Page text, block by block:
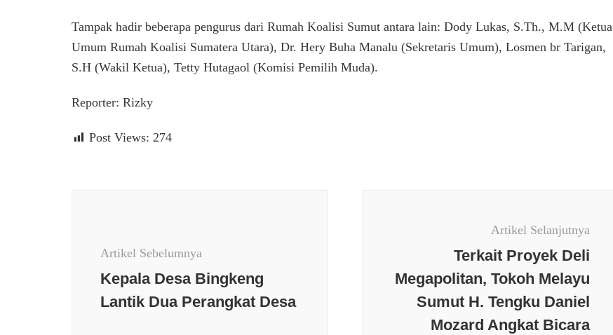
Tampak hadir beberapa pengurus dari Rumah Koalisi Sumut antara lain: Dody Lukas, S.Th., M.M (Ketua
Umum Rumah Koalisi Sumatera Utara), Dr. Hery Buha Manalu (Sekretaris Umum), Losmen br Tarigan,
S.H (Wakil Ketua), Tetty Hutagaol (Komisi Pemilih Muda).
Reporter: Rizky
Post Views: 274
Artikel Sebelumnya
Kepala Desa Bingkeng
Lantik Dua Perangkat Desa
Artikel Selanjutnya
Terkait Proyek Deli
Megapolitan, Tokoh Melayu
Sumut H. Tengku Daniel
Mozard Angkat Bicara
Berita terkini Budaya